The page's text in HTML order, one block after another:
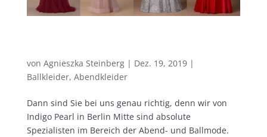
von Agnieszka Steinberg| Dez. 19, 2019|
Ballkleider, Abendkleider
Dann sind Sie bei uns genau richtig, denn wir von
Indigo Pearl in Berlin Mitte sind absolute
Spezialisten im Bereich der Abend- und Ballmode.